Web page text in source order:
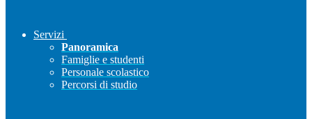
Servizi
Panoramica
Famiglie e studenti
Personale scolastico
Percorsi di studio